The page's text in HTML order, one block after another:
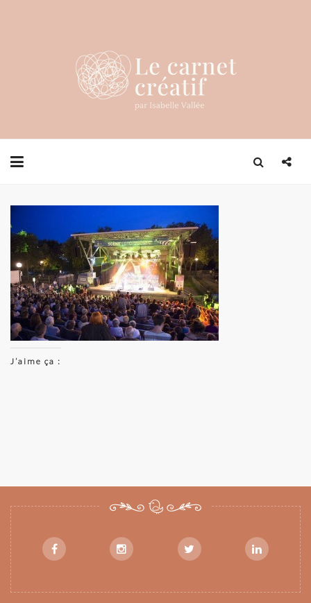
J’aime ça :